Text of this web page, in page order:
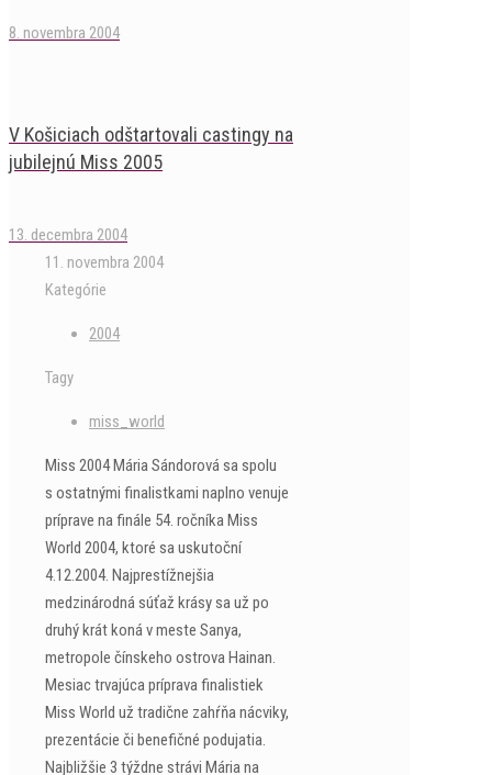
8. novembra 2004
V Košiciach odštartovali castingy na
jubilejnú Miss 2005
13. decembra 2004
11. novembra 2004
Kategórie
2004
Tagy
miss_world
Miss 2004 Mária Sándorová sa spolu
s ostatnými finalistkami naplno venuje
príprave na finále 54. ročníka Miss
World 2004, ktoré sa uskutoční
4.12.2004. Najprestížnejšia
medzinárodná súťaž krásy sa už po
druhý krát koná v meste Sanya,
metropole čínskeho ostrova Hainan.
Mesiac trvajúca príprava finalistiek
Miss World už tradične zahŕňa nácviky,
prezentácie či benefičné podujatia.
Najbližšie 3 týždne strávi Mária na